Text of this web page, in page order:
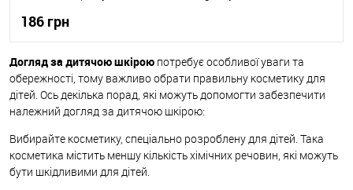
186 грн
До кошика
До обраного
Догляд за дитячою шкірою потребує особливої уваги та
обережності, тому важливо обрати правильну косметику для
дітей. Ось декілька порад, які можуть допомогти забезпечити
належний догляд за дитячою шкірою:
Вибирайте косметику, спеціально розроблену для дітей. Така
косметика містить меншу кількість хімічних речовин, які можуть
бути шкідливими для дітей.